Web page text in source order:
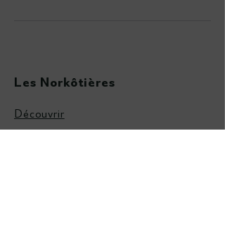
Les Norkôtières
Découvrir